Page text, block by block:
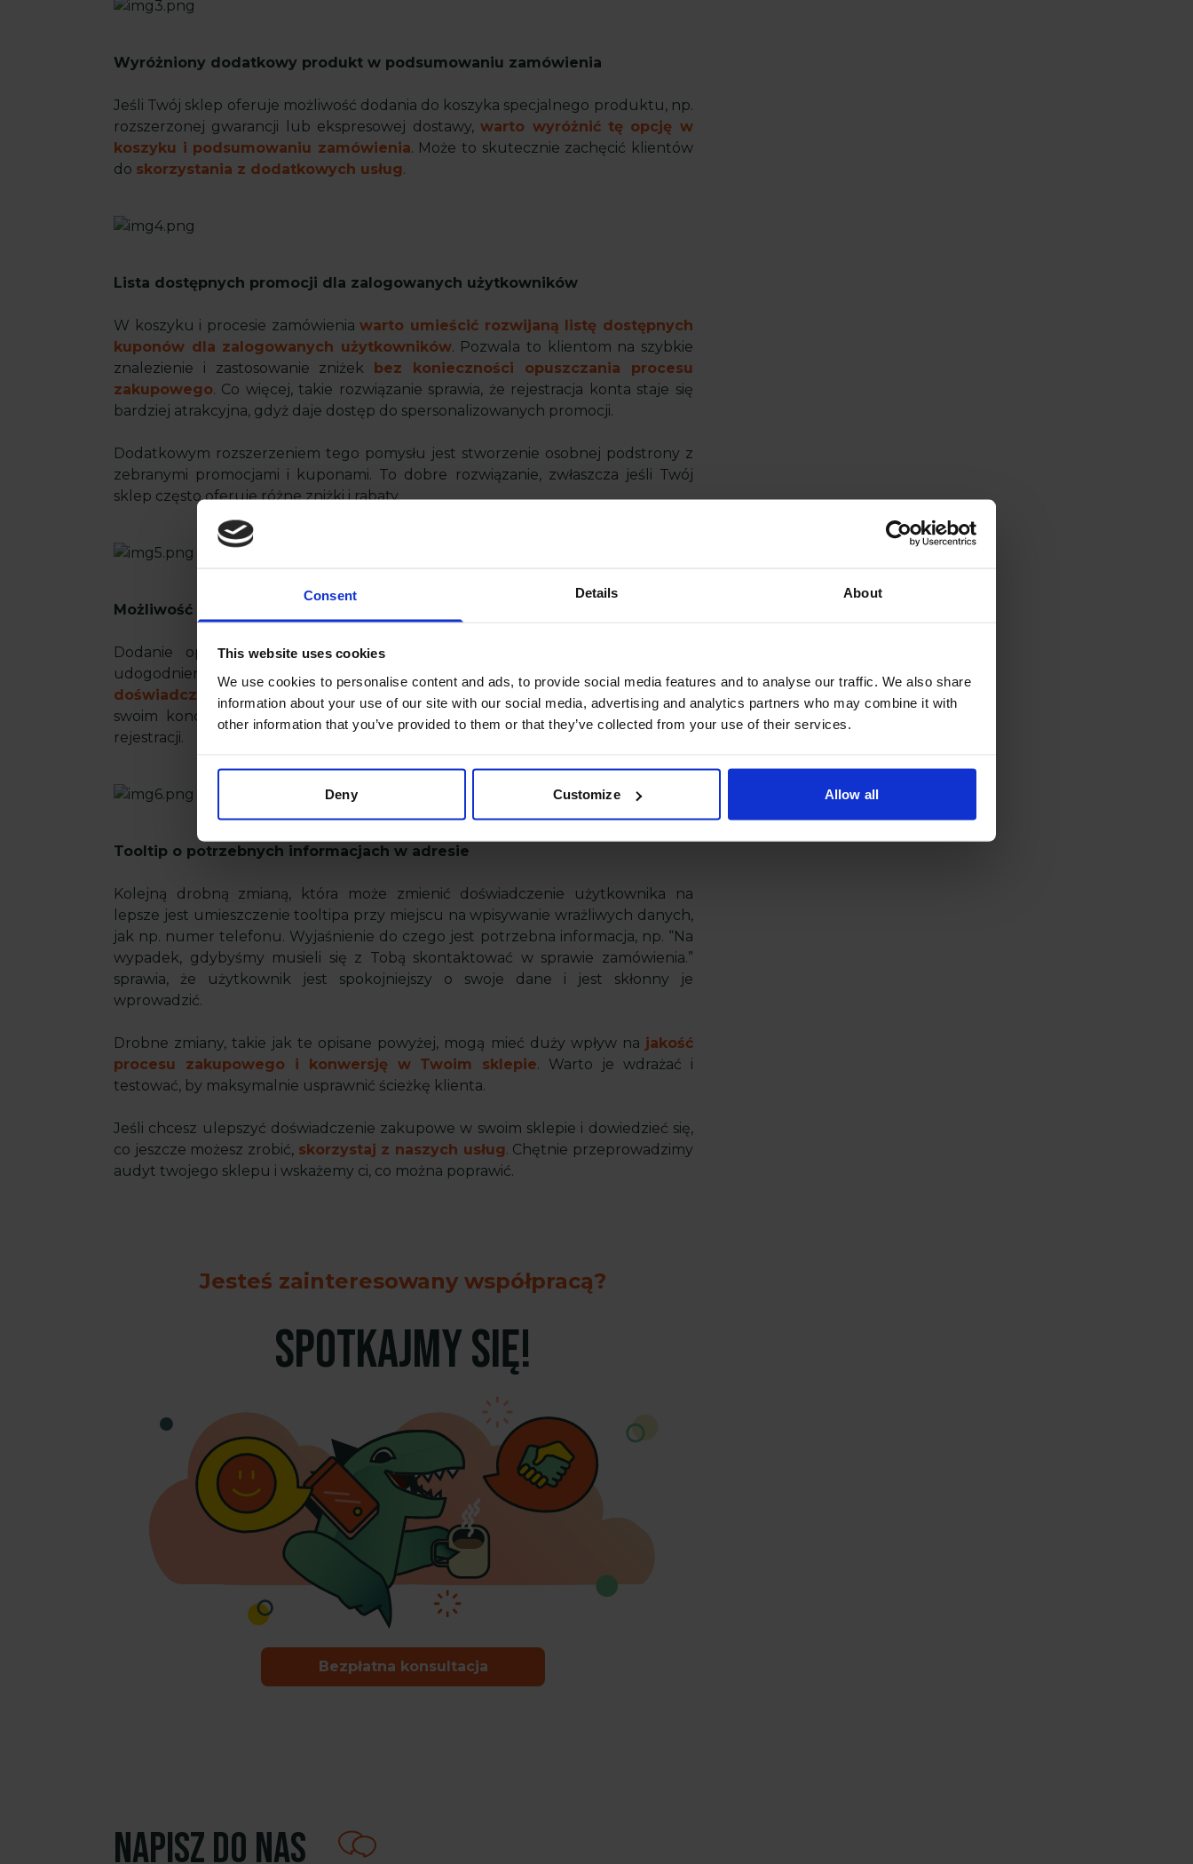
Consent Details About
This website uses cookies
We use cookies to personalise content and ads, to provide social media features and to analyse our traffic. We also share
information about your use of our site with our social media, advertising and analytics partners who may combine it with
other information that you’ve provided to them or that they’ve collected from your use of their services.
Deny Customize Allow all
Wyróżniony dodatkowy produkt w podsumowaniu zamówienia
Jeśli Twój sklep oferuje możliwość dodania do koszyka specjalnego produktu, np.
rozszerzonej gwarancji lub ekspresowej dostawy,warto wyróżnić tę opcję w
koszyku i podsumowaniu zamówienia. Może to skutecznie zachęcić klientów
do skorzystania z dodatkowych usług.
Lista dostępnych promocji dla zalogowanych użytkowników
W koszyku i procesie zamówieniawarto umieścić rozwijaną listę dostępnych
kuponów dla zalogowanych użytkowników. Pozwala to klientom na szybkie
znalezienie i zastosowanie zniżek bez konieczności opuszczania procesu
zakupowego. Co więcej, takie rozwiązanie sprawia, że rejestracja konta staje się
bardziej atrakcyjna, gdyż daje dostęp do spersonalizowanych promocji.
Dodatkowym rozszerzeniem tego pomysłu jest stworzenie osobnej podstrony z
zebranymi promocjami i kuponami. To dobre rozwiązanie, zwłaszcza jeśli Twój
sklep często oferuje różne zniżki i rabaty.
Możliwość zapisania danych do przyszłych zakupów
Dodanie opcji zapisania danych adresowych do przyszłych zamówień to
udogodnienie, które znacząco skraca czas kolejnych zakupów i
poprawia
doświadczenie użytkownika
. Klienci mogą wybrać, czy chcą zapisać dane na
swoim koncie lub jako gość, co zwiększa wygodę bez narzucania obowiązku
rejestracji.
Tooltip o potrzebnych informacjach w adresie
Kolejną drobną zmianą, która może zmienić doświadczenie użytkownika na
lepsze jest umieszczenie tooltipa przy miejscu na wpisywanie wrażliwych danych,
jak np. numer telefonu. Wyjaśnienie do czego jest potrzebna informacja, np. “Na
wypadek, gdybyśmy musieli się z Tobą skontaktować w sprawie zamówienia.”
sprawia, że użytkownik jest spokojniejszy o swoje dane i jest skłonny je
wprowadzić.
Drobne zmiany, takie jak te opisane powyżej, mogą mieć duży wpływ na jakość
procesu zakupowego i konwersję w Twoim sklepie. Warto je wdrażać i
testować, by maksymalnie usprawnić ścieżkę klienta.
Jeśli chcesz ulepszyć doświadczenie zakupowe w swoim sklepie i dowiedzieć się,
co jeszcze możesz zrobić, skorzystaj z naszych usług. Chętnie przeprowadzimy
audyt twojego sklepu i wskażemy ci, co można poprawić.
Jesteś zainteresowany współpracą?
SPOTKAJMY SIĘ!
Bezpłatna konsultacja
Napisz do nas